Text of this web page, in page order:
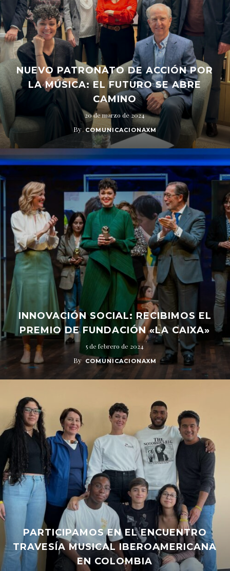
NUEVO PATRONATO DE ACCIÓN POR
LA MÚSICA: EL FUTURO SE ABRE
CAMINO
20 de marzo de 2024
By COMUNICACIONAXM
INNOVACIÓN SOCIAL: RECIBIMOS EL
PREMIO DE FUNDACIÓN «LA CAIXA»
5 de febrero de 2024
By COMUNICACIONAXM
PARTICIPAMOS EN EL ENCUENTRO
TRAVESÍA MUSICAL IBEROAMERICANA
EN COLOMBIA